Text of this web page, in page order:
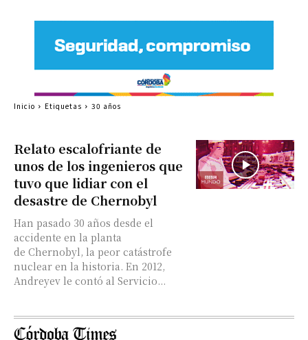
Relato escalofriante de
unos de los ingenieros que
tuvo que lidiar con el
desastre de Chernobyl
Han pasado 30 años desde el
accidente en la planta
de Chernobyl, la peor catástrofe
nuclear en la historia. En 2012,
Andreyev le contó al Servicio...
Inicio Etiquetas 30 años